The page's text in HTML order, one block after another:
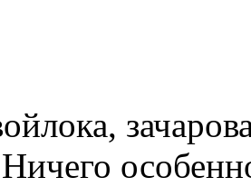
Ничего